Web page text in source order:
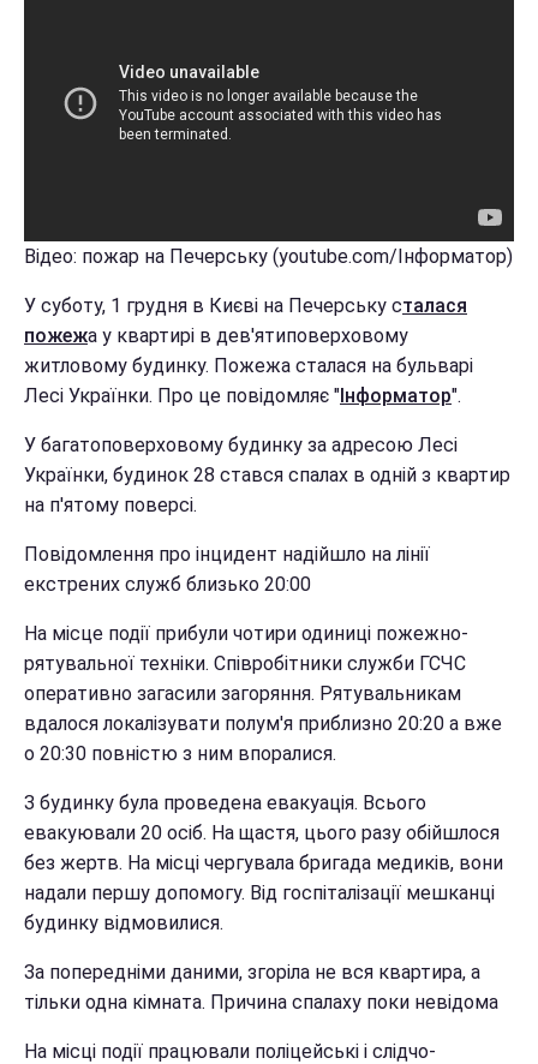
Вiдео: пожар на Печерську (youtube.com/Iнформатор)
У суботу, 1 грудня в Києві на Печерську сталася
пожежа у квартирі в дев'ятиповерховому
житловому будинку. Пожежа сталася на бульварі
Лесі Українки. Про це повідомляє "Інформатор".
У багатоповерховому будинку за адресою Лесі
Українки, будинок 28 стався спалах в одній з квартир
на п'ятому поверсі.
Повідомлення про інцидент надійшло на лінії
екстрених служб близько 20:00
На місце події прибули чотири одиниці пожежно-
рятувальної техніки. Співробітники служби ГСЧС
оперативно загасили загоряння. Рятувальникам
вдалося локалізувати полум'я приблизно 20:20 а вже
о 20:30 повністю з ним впоралися.
З будинку була проведена евакуація. Всього
евакуювали 20 осіб. На щастя, цього разу обійшлося
без жертв. На місці чергувала бригада медиків, вони
надали першу допомогу. Від госпіталізації мешканці
будинку відмовилися.
За попередніми даними, згоріла не вся квартира, а
тільки одна кімната. Причина спалаху поки невідома
На місці події працювали поліцейські і слідчо-